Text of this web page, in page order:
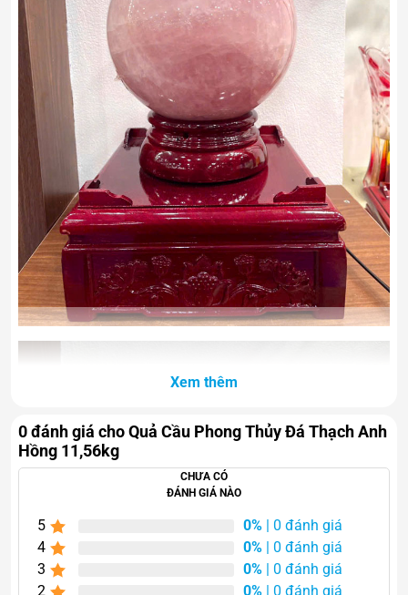
Xem thêm
0 đánh giá cho Quả Cầu Phong Thủy Đá Thạch Anh
Hồng 11,56kg
CHƯA CÓ
ĐÁNH GIÁ NÀO
5 0% | 0 đánh giá
4
0% | 0 đánh giá
3
0% | 0 đánh giá
2
0% | 0 đánh giá